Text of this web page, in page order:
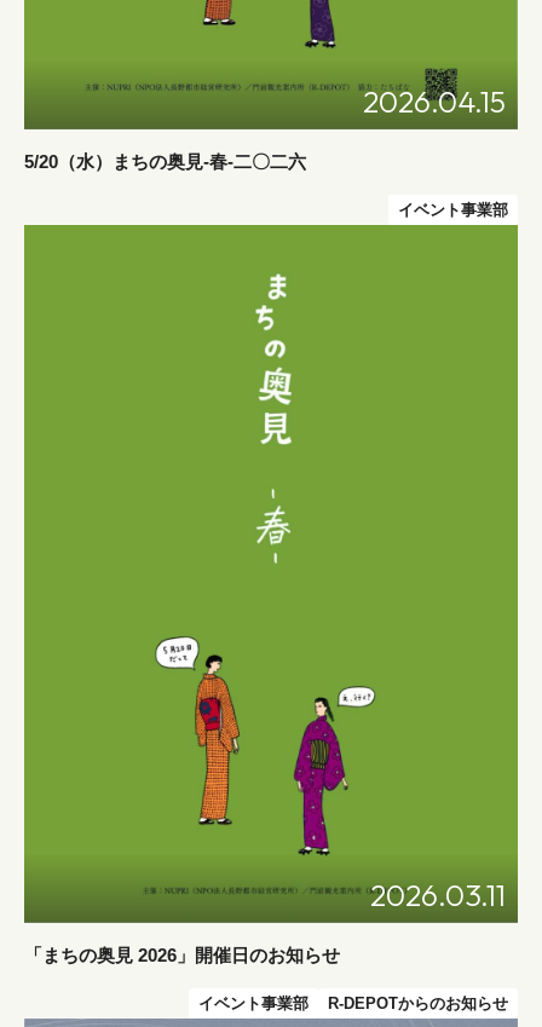
2026.04.15
5/20（水）まちの奥見-春-二〇二六
イベント事業部
2026.03.11
「まちの奥見 2026」開催日のお知らせ
イベント事業部 R-DEPOTからのお知らせ